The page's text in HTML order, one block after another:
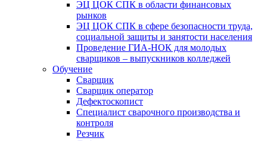
ЭЦ ЦОК СПК в области финансовых
рынков
ЭЦ ЦОК СПК в сфере безопасности труда,
социальной защиты и занятости населения
Проведение ГИА-НОК для молодых
сварщиков – выпускников колледжей
Обучение
Сварщик
Сварщик оператор
Дефектоскопист
Специалист сварочного производства и
контроля
Резчик